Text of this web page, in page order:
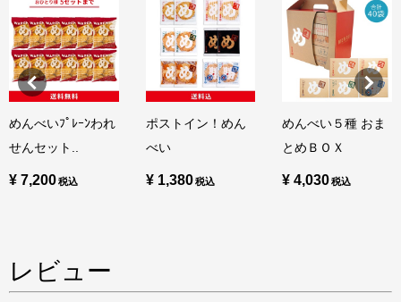
めんべいﾌﾟﾚｰﾝわれ
せんセット..
¥ 7,200
ポストイン！めん
べい
¥ 1,380
めんべい５種 おま
とめＢＯＸ
¥ 4,030
レビュー